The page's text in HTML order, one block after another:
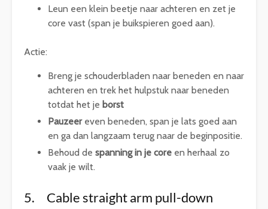
Leun een klein beetje naar achteren en zet je
core vast (span je buikspieren goed aan).
Actie:
Breng je schouderbladen naar beneden en naar
achteren en trek het hulpstuk naar beneden
totdat het je borst
Pauzeereven beneden, span je lats goed aan
en ga dan langzaam terug naar de beginpositie.
Behoud de spanning in je core en herhaal zo
vaak je wilt.
5. Cable straight arm pull-down